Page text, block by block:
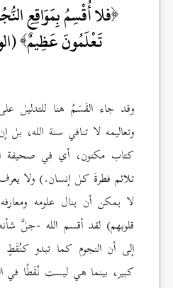
فلا أُقْسِمُ بِمَوَاقِعِ
تَعْلَمُونَ عَظِيمٌ
وقد جاء القَسَمُ هنا للتدليل
وتعاليمه لا تنافي سنة الله،
كتاب مكنون، أي في صحيفة
تلائم فطرةَ كل إنسان.) ولا
لا يمكن أن ينال علومه
قلوبهم) لقد أقسم الله -جلَّ
إلى أن النجوم كما تبدو كنُقَطٍ
كبير، بينما هي ليست نُقَطًا